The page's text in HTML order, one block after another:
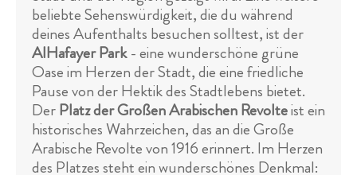
beliebte Sehenswürdigkeit, die du während
deines Aufenthalts besuchen solltest, ist der
AlHafayer Park- eine wunderschöne grüne
Oase im Herzen der Stadt, die eine friedliche
Pause von der Hektik des Stadtlebens bietet.
DerPlatz der Großen Arabischen Revolteist ein
historisches Wahrzeichen, das an die Große
Arabische Revolte von 1916 erinnert. Im Herzen
des Platzes steht ein wunderschönes Denkmal: